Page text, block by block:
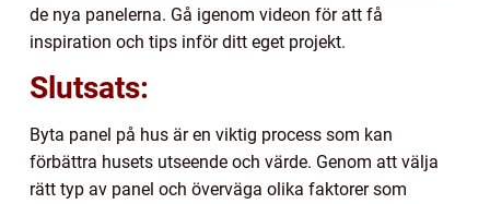
de nya panelerna. Gå igenom videon för att få
inspiration och tips inför ditt eget projekt.
Slutsats:
Byta panel på hus är en viktig process som kan
förbättra husets utseende och värde. Genom att välja
rätt typ av panel och överväga olika faktorer som